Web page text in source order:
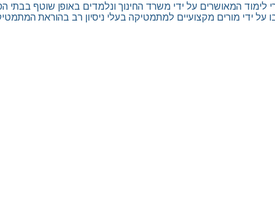
המאושרים על ידי משרד החינוך ונלמדים באופן שוטף בבתי
על ידי מורים מקצועיים למתמטיקה בעלי ניסיון רב בהוראת